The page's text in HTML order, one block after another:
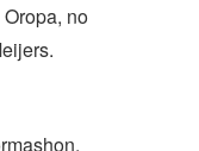
no